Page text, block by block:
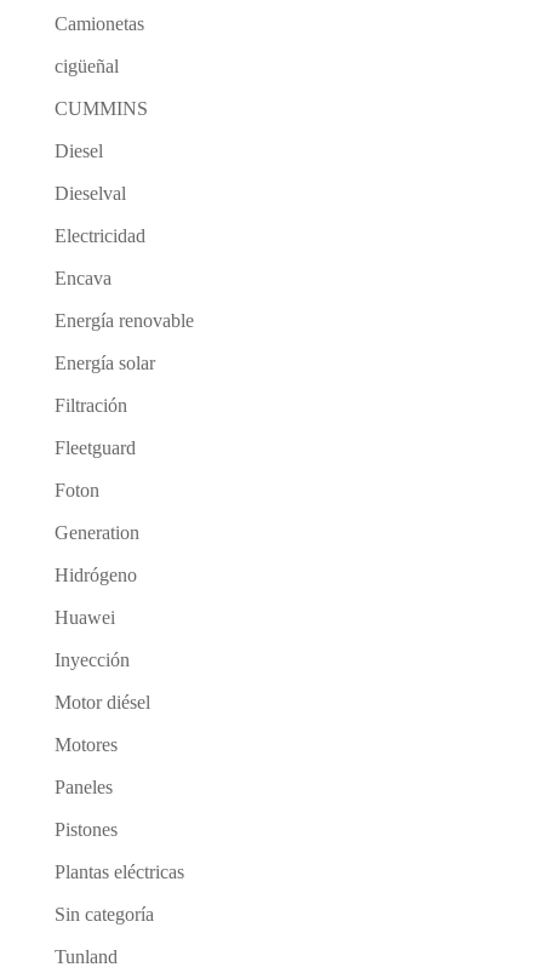
Camionetas
cigüeñal
CUMMINS
Diesel
Dieselval
Electricidad
Encava
Energía renovable
Energía solar
Filtración
Fleetguard
Foton
Generation
Hidrógeno
Huawei
Inyección
Motor diésel
Motores
Paneles
Pistones
Plantas eléctricas
Sin categoría
Tunland